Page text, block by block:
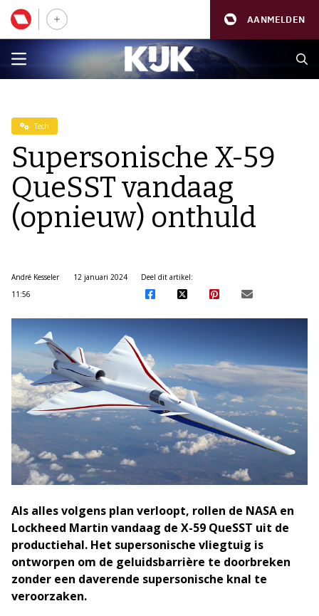
AANMELDEN
Tech
Supersonische X-59
QueSST vandaag
(opnieuw) onthuld
André Kesseler
12 januari 2024
11:56
Deel dit artikel:
Als alles volgens plan verloopt, rollen de NASA en
Lockheed Martin vandaag de X-59 QueSST uit de
productiehal. Het supersonische vliegtuig is
ontworpen om de geluidsbarrière te doorbreken
zonder een daverende supersonische knal te
veroorzaken.